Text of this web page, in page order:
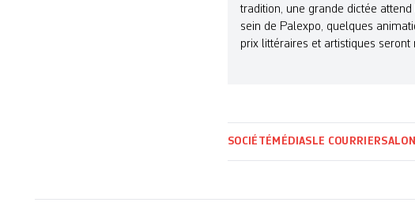
tradition, une grande dictée
sein de Palexpo, quelques
prix littéraires et artistiques
SOCIÉTÉ MÉDIAS LE COURRIER